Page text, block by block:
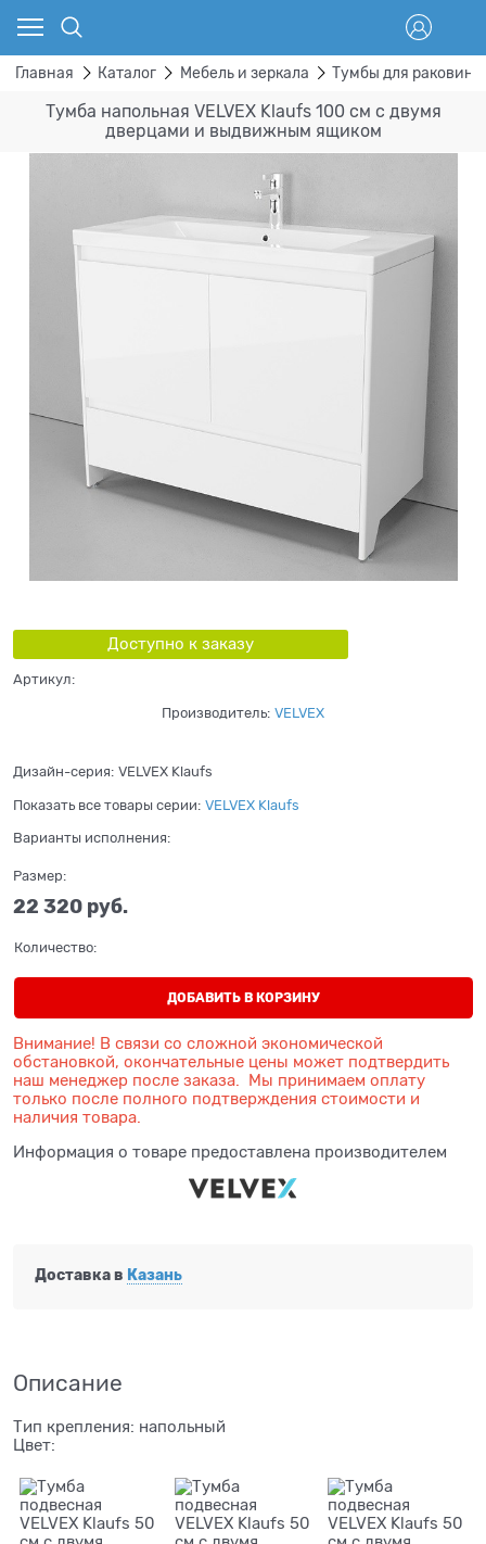
Главная Каталог Мебель и зеркала Тумбы для раковины
Тумба напольная VELVEX Klaufs 100 см с двумя
дверцами и выдвижным ящиком
Доступно к заказу
Артикул:
Производитель: VELVEX
Дизайн-серия: VELVEX Klaufs
Показать все товары серии: VELVEX Klaufs
Варианты исполнения:
Размер:
22 320 руб.
Количество:
ДОБАВИТЬ В КОРЗИНУ
Внимание! В связи со сложной экономической
обстановкой, окончательные цены может подтвердить
наш менеджер после заказа. Мы принимаем оплату
только после полного подтверждения стоимости и
наличия товара.
Информация о товаре предоставлена производителем
Доставка в Казань
Описание
Тип крепления: напольный
Цвет: